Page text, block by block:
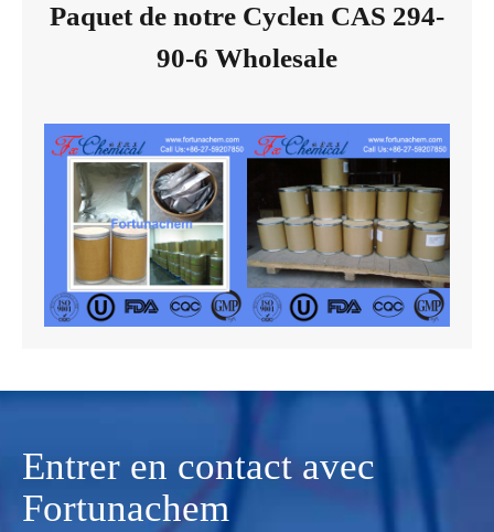
Paquet de notre Cyclen CAS 294-
90-6 Wholesale
Entrer en contact avec
Fortunachem